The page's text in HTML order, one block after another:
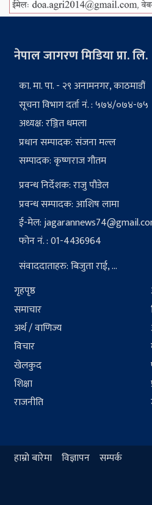
नेपाल जागरण मिडिया प्रा. लि.
का. मा. पा. - २९ अनामनगर, काठमाडौं
सूचना विभाग दर्ता नं. : ५७४/०७४-७५
अध्यक्ष: रञ्जित धमला
प्रधान सम्पादक: संजना मल्ल
सम्पादक: कृष्णराज गौतम
प्रवन्ध निर्देशक: राजु पौडेल
प्रवन्ध सम्पादक: आशिष लामा
ई-मेल:
फोन नं. : 01-4436964
संवाददाताहरु: बिजुता राई, ...
गृहपृष्ठ
समाचार
अर्थ / वाणिज्य
विचार
खेलकुद
शिक्षा
राजनीति
हाम्रो बारेमा विज्ञापन सम्पर्क